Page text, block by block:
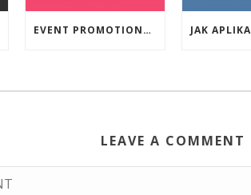
EVENT PROMOTIONS AT HIGHEST PAYING ONLINE CASINOS WITH BEST RTP
LEAVE A COMMENT